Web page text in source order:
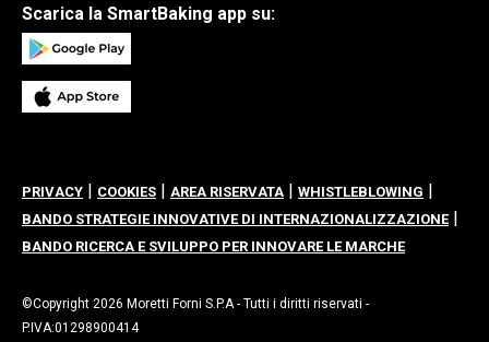
Scarica la SmartBaking app su:
PRIVACY | COOKIES | AREA RISERVATA | WHISTLEBLOWING |
BANDO STRATEGIE INNOVATIVE DI INTERNAZIONALIZZAZIONE |
BANDO RICERCA E SVILUPPO PER INNOVARE LE MARCHE
©Copyright 2026 Moretti Forni S.P.A - Tutti i diritti riservati -
P.IVA:01298900414